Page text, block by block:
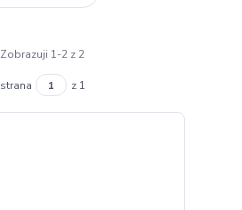
Zobrazuji 1-2 z 2
strana z 1